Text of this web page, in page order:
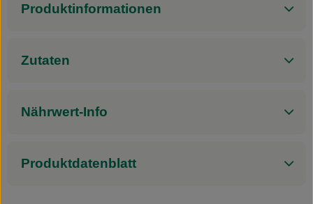
Produktinformationen
Zutaten
Nährwert-Info
Produktdatenblatt